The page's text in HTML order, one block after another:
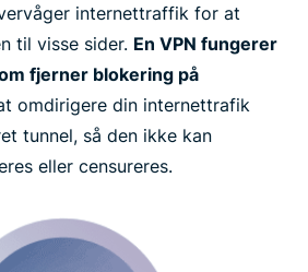
internettraffik for at
til visse sider. En VPN fungerer
fjerner blokering på
omdirigere din internettrafik
tunnel, så den ikke kan
eller censureres.